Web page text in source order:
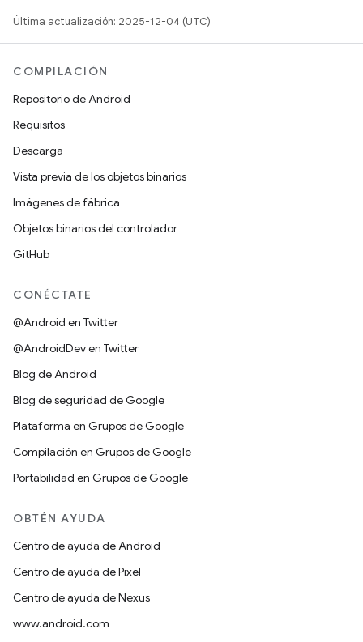
Última actualización: 2025-12-04 (UTC)
COMPILACIÓN
Repositorio de Android
Requisitos
Descarga
Vista previa de los objetos binarios
Imágenes de fábrica
Objetos binarios del controlador
GitHub
CONÉCTATE
@Android en Twitter
@AndroidDev en Twitter
Blog de Android
Blog de seguridad de Google
Plataforma en Grupos de Google
Compilación en Grupos de Google
Portabilidad en Grupos de Google
OBTÉN AYUDA
Centro de ayuda de Android
Centro de ayuda de Pixel
Centro de ayuda de Nexus
www.android.com